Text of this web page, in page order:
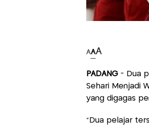
AAA
PADANG - Dua
Sehari Menjadi
yang digagas
"Dua pelajar